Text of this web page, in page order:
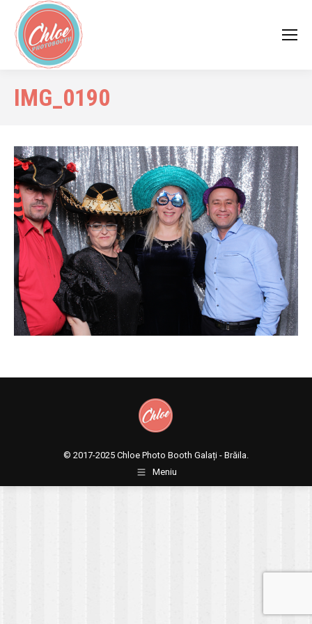
IMG_0190
© 2017-2025 Chloe Photo Booth Galați - Brăila.
Meniu